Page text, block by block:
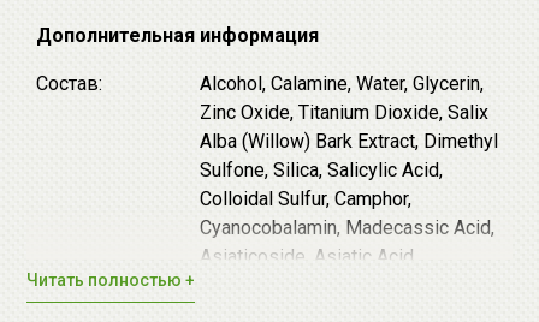
факторов, успокаивает раздражения и
Оксид цинка (57,500 ppm) подсушивает и
уменьшает очаги воспаления, способствует
быстрому заживлению кожных покровов.
Матирует кожу и препятствует появлению
жирного блеска.
Экстракт центеллы азиатской оказывает
многостороннее лечебное воздействие,
повышает упругость и эластичность кожи,
Дополнительная информация
Состав:
Alcohol, Calamine, Water, Glycerin,
Zinc Oxide, Titanium Dioxide, Salix
Alba (Willow) Bark Extract, Dimethyl
Sulfone, Silica, Salicylic Acid,
Colloidal Sulfur, Camphor,
Cyanocobalamin, Madecassic Acid,
Asiaticoside, Asiatic Acid
Дата
Читать полностью +